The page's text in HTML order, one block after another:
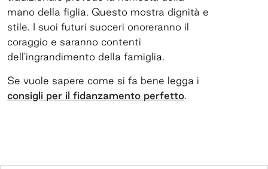
mano della figlia. Questo mostra dignità e
stile. I suoi futuri suoceri onoreranno il
coraggio e saranno contenti
dell'ingrandimento della famiglia.
Se vuole sapere come si fa bene legga i
consigli per il fidanzamento perfetto.